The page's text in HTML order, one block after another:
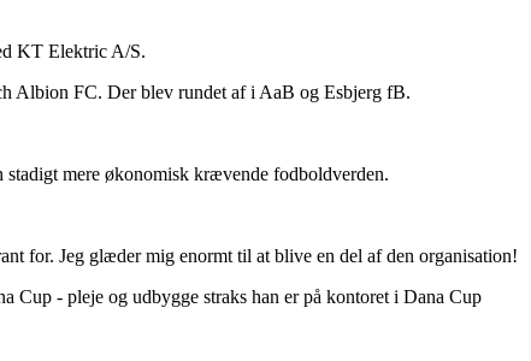
KT Elektric A/S.
Albion FC. Der blev rundet af i AaB og Esbjerg fB.
stadigt mere økonomisk krævende fodboldverden.
for. Jeg glæder mig enormt til at blive en del af den organisation!
Cup - pleje og udbygge straks han er på kontoret i Dana Cup